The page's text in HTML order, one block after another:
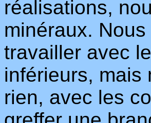
réalisations,
minéraux.
travailler avec
inférieurs, mais
rien, avec les